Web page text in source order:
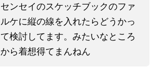
センセイのスケッチブックのファ
ルケに縦の線を入れたらどうかっ
て検討してます。みたいなところ
から着想得てまんねん